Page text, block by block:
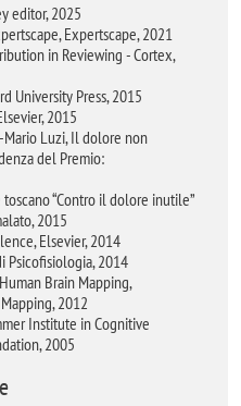
editor, 2025
Expertscape, 2021
in Reviewing - Cortex,
University Press, 2015
2015
Luzi, Il dolore non
del Premio:
“Contro il dolore inutile”
2015
Elsevier, 2014
Psicofisiologia, 2014
Brain Mapping,
2012
Institute in Cognitive
2005